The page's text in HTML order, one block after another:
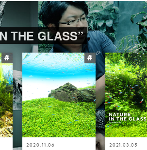
THE GLASS”
# #
2020.11.06 2021.03.05